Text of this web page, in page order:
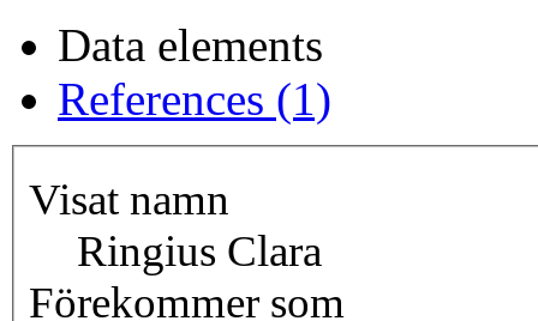
Data elements
References (1)
Visat namn
Ringius Clara
Förekommer som